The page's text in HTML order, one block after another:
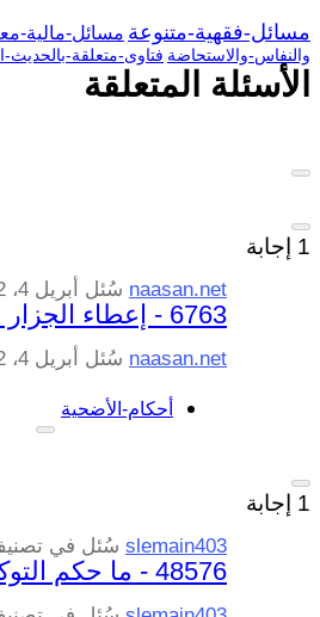
مسائل-فقهية-متنوعة مسائل-مالية-
والنفاس-والاستحاضة فتاوى-متعلقة-
الأسئلة المتعلقة
1 إجابة
naasan.net سُئل أبريل 4، 2022
6763 - إعطاء الجزار الجلد أجرة على ذبح الإضحية
naasan.net سُئل أبريل 4، 2022
أحكام-الأضحية
1 إجابة
slemain403 سُئل في
48576 - ما حكم التوكيل في ذبح الأضحية ؟